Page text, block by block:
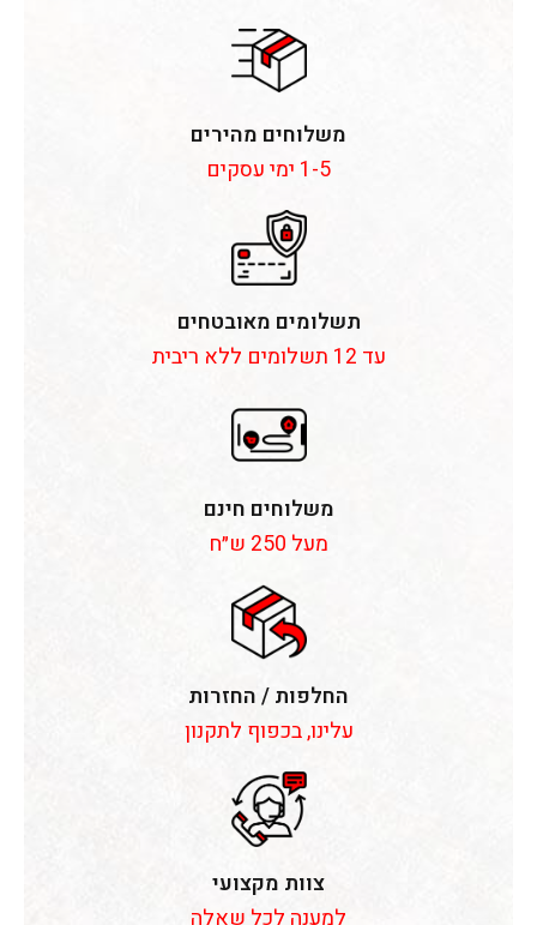
משלוחים מהירים
1-5 ימי עסקים
תשלומים מאובטחים
עד 12 תשלומים ללא ריבית
משלוחים חינם
מעל 250 ש״ח
החלפות / החזרות
עלינו, בכפוף לתקנון
צוות מקצועי